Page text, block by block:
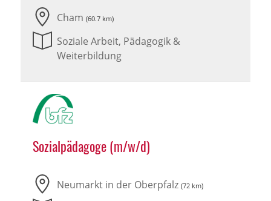
Cham (60.7 km)
Soziale Arbeit, Pädagogik &
Weiterbildung
Sozialpädagoge (m/w/d)
Neumarkt in der Oberpfalz (72 km)